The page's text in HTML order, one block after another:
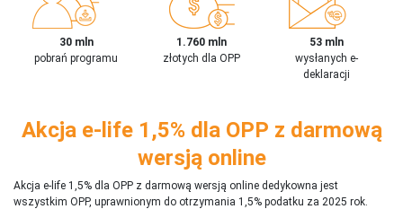
30 mln
pobrań programu
1.760 mln
złotych dla OPP
53 mln
wysłanych e-
deklaracji
Akcja e-life 1,5% dla OPP z darmową
wersją online
Akcja e-life 1,5% dla OPP z darmową wersją online dedykowna jest
wszystkim OPP, uprawnionym do otrzymania 1,5% podatku za 2025 rok.